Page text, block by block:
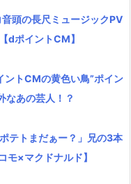
音頭の長尺ミュージックPV
dポイントCM】
ントCMの黄色い鳥”ポイン
なあの芸人！？
テトまだぁー？」兄の3本
×マクドナルド】